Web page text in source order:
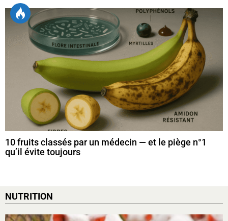
10 fruits classés par un médecin — et le piège n°1
qu’il évite toujours
NUTRITION